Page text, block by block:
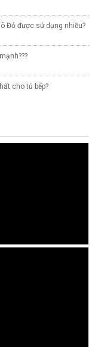
Đỏ được sử dụng nhiều?
cho tủ bếp?